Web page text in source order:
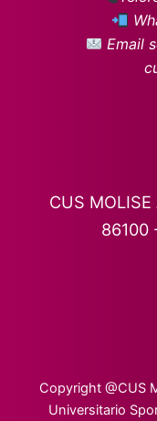
Email
CUS
86100
Copyright @CUS
Universitario